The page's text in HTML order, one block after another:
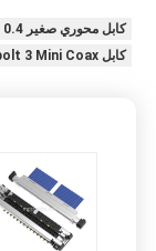
كابل محوري صغير 0.4 مم
كابل Thunderbolt 3 Mini Coax